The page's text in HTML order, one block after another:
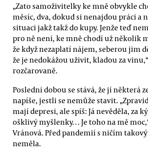
„Zato samoživitelky ke mně obvykle
měsíc, dva, dokud si nenajdou práci a
situaci jakž takž do kupy. Jenže teď
pro ně není, ke mně chodí už několik
že když nezaplatí nájem, seberou jim
že je nedokážou uživit, kladou za
rozčarovaně.
Poslední dobou se stává, že jí některá
napíše, jestli se nemůže stavit.
mají depresi, ale spíš: Já nevěděla, za
ošklivý myšlenky… Je toho na mě
Vránová. Před pandemií s ničím
neměla.